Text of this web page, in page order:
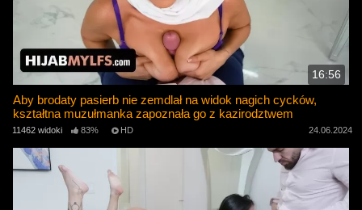
16:56
Aby brodaty pasierb nie zemdlał na widok nagich cycków,
kształtna muzułmanka zapoznała go z kazirodztwem
11462 widoki 83% HD 24.06.2024